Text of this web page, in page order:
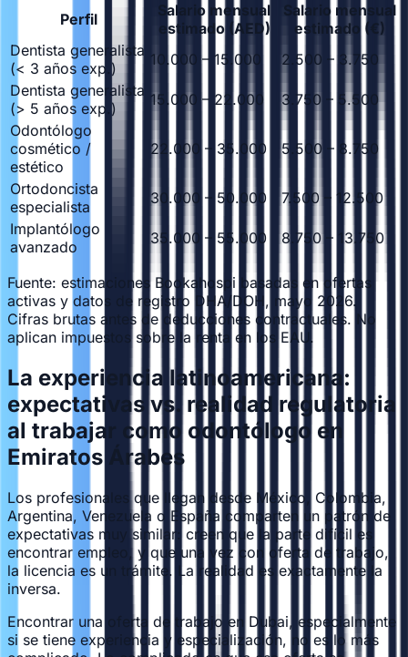
Perfil
Salario mensual
estimado (AED)
Salario mensual
estimado (€)
Dentista generalista
(< 3 años exp.)
10.000 – 15.000
2.500 – 3.750
Dentista generalista
(> 5 años exp.)
15.000 – 22.000
3.750 – 5.500
Odontólogo
cosmético /
estético
22.000 – 35.000 5.500 – 8.750
Ortodoncista
especialista
30.000 – 50.000
7.500 – 12.500
Implantólogo
avanzado
35.000 – 55.000 8.750 – 13.750
Fuente: estimaciones Bookahospi basadas en ofertas
activas y datos de registro DHA/DOH, mayo 2026.
Cifras brutas antes de deducciones contractuales. No
aplican impuestos sobre la renta en los EAU.
La experiencia latinoamericana:
expectativas vs. realidad regulatoria
al trabajar como odontólogo en
Emiratos Árabes
Los profesionales que llegan desde México, Colombia,
Argentina, Venezuela o España comparten un patrón de
expectativas muy similar: creen que la parte difícil es
encontrar empleo, y que una vez con oferta de trabajo,
la licencia es un trámite. La realidad es exactamente la
inversa.
Encontrar una oferta de trabajo en Dubai, especialmente
si se tiene experiencia y especialización, no es lo más